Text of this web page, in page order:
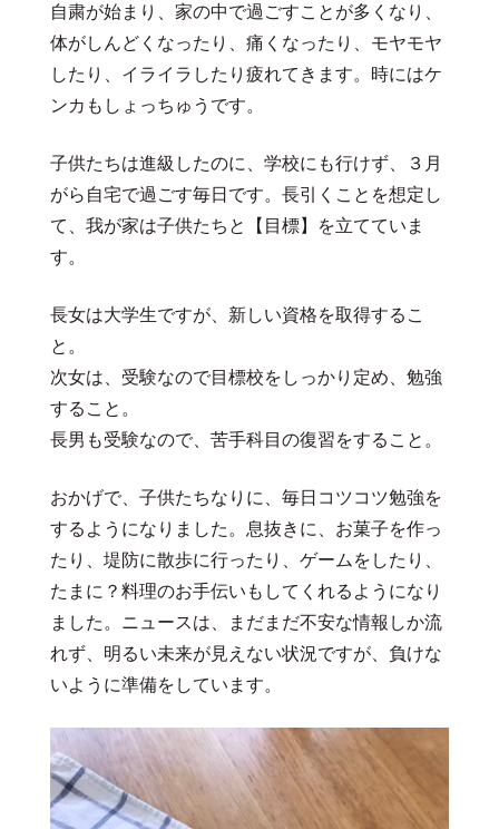
自粛が始まり、家の中で過ごすことが多くなり、
体がしんどくなったり、痛くなったり、モヤモヤ
したり、イライラしたり疲れてきます。時にはケ
ンカもしょっちゅうです。
子供たちは進級したのに、学校にも行けず、３月
がら自宅で過ごす毎日です。長引くことを想定し
て、我が家は子供たちと【目標】を立てていま
す。
長女は大学生ですが、新しい資格を取得するこ
と。
次女は、受験なので目標校をしっかり定め、勉強
すること。
長男も受験なので、苦手科目の復習をすること。
おかげで、子供たちなりに、毎日コツコツ勉強を
するようになりました。息抜きに、お菓子を作っ
たり、堤防に散歩に行ったり、ゲームをしたり、
たまに？料理のお手伝いもしてくれるようになり
ました。ニュースは、まだまだ不安な情報しか流
れず、明るい未来が見えない状況ですが、負けな
いように準備をしています。